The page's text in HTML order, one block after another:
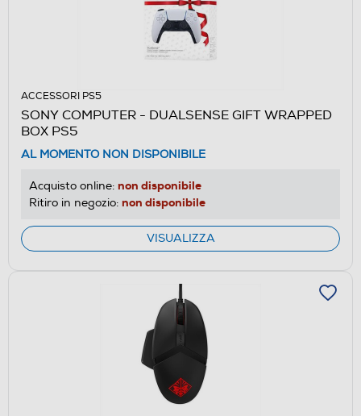
ACCESSORI PS5
SONY COMPUTER - DUALSENSE GIFT WRAPPED
BOX PS5
AL MOMENTO NON DISPONIBILE
Acquisto online: non disponibile
Ritiro in negozio: non disponibile
VISUALIZZA